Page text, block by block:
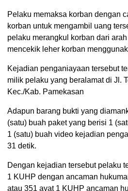
Pelaku memaksa korban dengan
korban untuk mengambil uang
pelaku merangkul korban dari
mencekik leher korban
Kejadian penganiayaan tersebut
milik pelaku yang beralamat di Jl.
Kec./Kab. Pamekasan
Adapun barang bukti yang
(satu) buah paket yang berisi 1
1 (satu) buah video kejadian
31 detik.
Dengan kejadian tersebut pelaku
1 KUHP dengan ancaman
atau 351 ayat 1 KUHP ancaman